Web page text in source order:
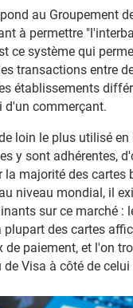
au Groupement
à permettre
ce système qui
transactions entre
établissements
d'un commerçant.
loin le plus utilisé
y sont adhérentes,
la majorité des cartes
niveau mondial, il
sur ce marché :
plupart des cartes
de paiement, et l'on
Visa à côté de celui